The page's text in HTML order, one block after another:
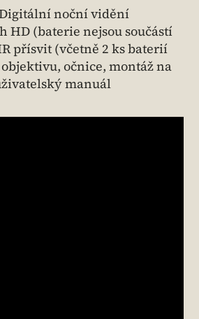
noční vidění
HD (baterie nejsou součástí
přísvit (včetně 2 ks baterií
očnice, montáž na
manuál